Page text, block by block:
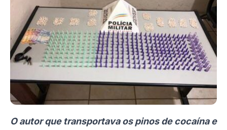
O autor que transportava os pinos de cocaína e